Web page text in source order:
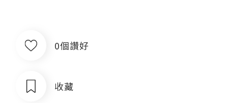
0個讚好
收藏